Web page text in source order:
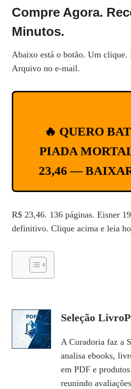
Compre Agora.
Minutos.
Abaixo está o botão. Um clique.
Arquivo no e-mail.
🔥 QUERO
PIADA
23,46 —
R$ 23,46. 136 páginas. Eisner
definitivo. Clique acima e leia
Seleção
A Curadoria faz a
analisa ebooks,
em PDF e
reunindo